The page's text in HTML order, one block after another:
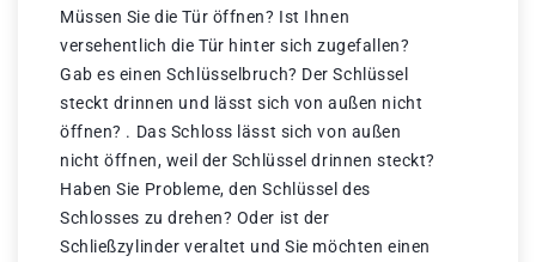
Müssen Sie die Tür öffnen? Ist Ihnen
versehentlich die Tür hinter sich zugefallen?
Gab es einen Schlüsselbruch? Der Schlüssel
steckt drinnen und lässt sich von außen nicht
öffnen? . Das Schloss lässt sich von außen
nicht öffnen, weil der Schlüssel drinnen steckt?
Haben Sie Probleme, den Schlüssel des
Schlosses zu drehen? Oder ist der
Schließzylinder veraltet und Sie möchten einen